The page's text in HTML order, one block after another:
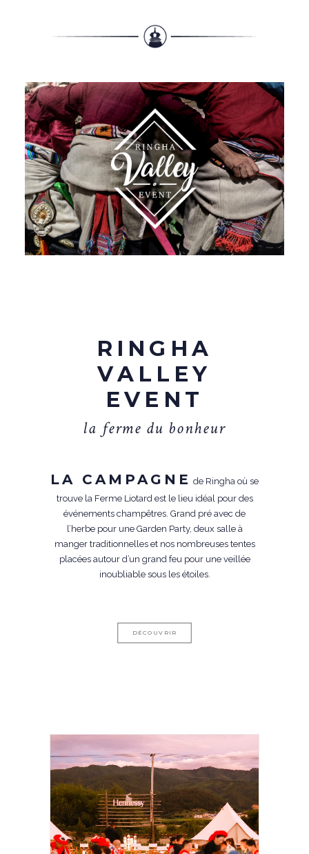
RINGHA
VALLEY
EVENT
la ferme du bonheur
LA CAMPAGNE de Ringha où se
trouve la Ferme Liotard est le lieu idéal pour des
événements champêtres. Grand pré avec de
l’herbe pour une Garden Party, deux salle à
manger traditionnelles et nos nombreuses tentes
placées autour d’un grand feu pour une veillée
inoubliable sous les étoiles.
DÉCOUVRIR